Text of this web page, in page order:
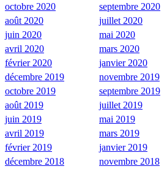
octobre 2020
septembre 2020
août 2020
juillet 2020
juin 2020
mai 2020
avril 2020
mars 2020
février 2020
janvier 2020
décembre 2019
novembre 2019
octobre 2019
septembre 2019
août 2019
juillet 2019
juin 2019
mai 2019
avril 2019
mars 2019
février 2019
janvier 2019
décembre 2018
novembre 2018